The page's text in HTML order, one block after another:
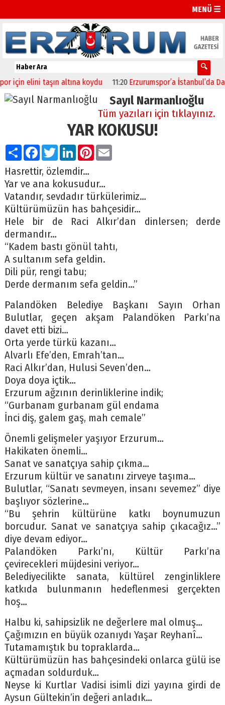
MENÜ ☰
için elini taşın altına koydu 11:20 Erzurumspor’a İstanbul’da
Sayıl Narmanlıoğlu
Tüm yazıları için tıklayınız.
YAR KOKUSU!
PaylaşFacebook
TwitterLinkedIn
Pinterest
Email
Hasrettir, özlemdir…
Yar ve ana kokusudur…
Vatandır, sevdadır türkülerimiz…
Kültürümüzün has bahçesidir…
Hele bir de Raci Alkır’dan dinlersen; derde
dermandır…
“Kadem bastı gönül tahtı,
A sultanım sefa geldin.
Dili pür, rengi tabu;
Derde dermanım sefa geldin…”
Palandöken Belediye Başkanı Sayın Orhan
Bulutlar, geçen akşam Palandöken Parkı’na
davet etti bizi…
Orta yerde türkü kazanı…
Alvarlı Efe’den, Emrah’tan…
Raci Alkır’dan, Hulusi Seven’den…
Doya doya içtik…
Erzurum ağzının derinliklerine indik;
“Gurbanam gurbanam gül endama
İnci diş, galem gaş, mah cemale”
Önemli gelişmeler yaşıyor Erzurum…
Hakikaten önemli…
Sanat ve sanatçıya sahip çıkma…
Erzurum kültür ve sanatını zirveye taşıma…
Bulutlar, “Sanatı sevmeyen, insanı sevemez” diye
başlıyor sözlerine…
“Bu şehrin kültürüne katkı boynumuzun
borcudur. Sanat ve sanatçıya sahip çıkacağız…”
diye devam ediyor…
Palandöken Parkı’nı, Kültür Parkı’na
çevirecekleri müjdesini veriyor…
Belediyecilikte sanata, kültürel zenginliklere
katkıda bulunmanın hedeflenmesi gerçekten
hoş…
Halbu ki, sahipsizlik ne değerlere mal olmuş…
Çağımızın en büyük ozanıydı Yaşar Reyhanî…
Tutamamıştık bu topraklarda…
Kültürümüzün has bahçesindeki onlarca gülü ise
açmadan soldurduk…
Neyse ki Kurtlar Vadisi isimli dizi yayına girdi de
Aysun Gültekin’in değeri anladık…